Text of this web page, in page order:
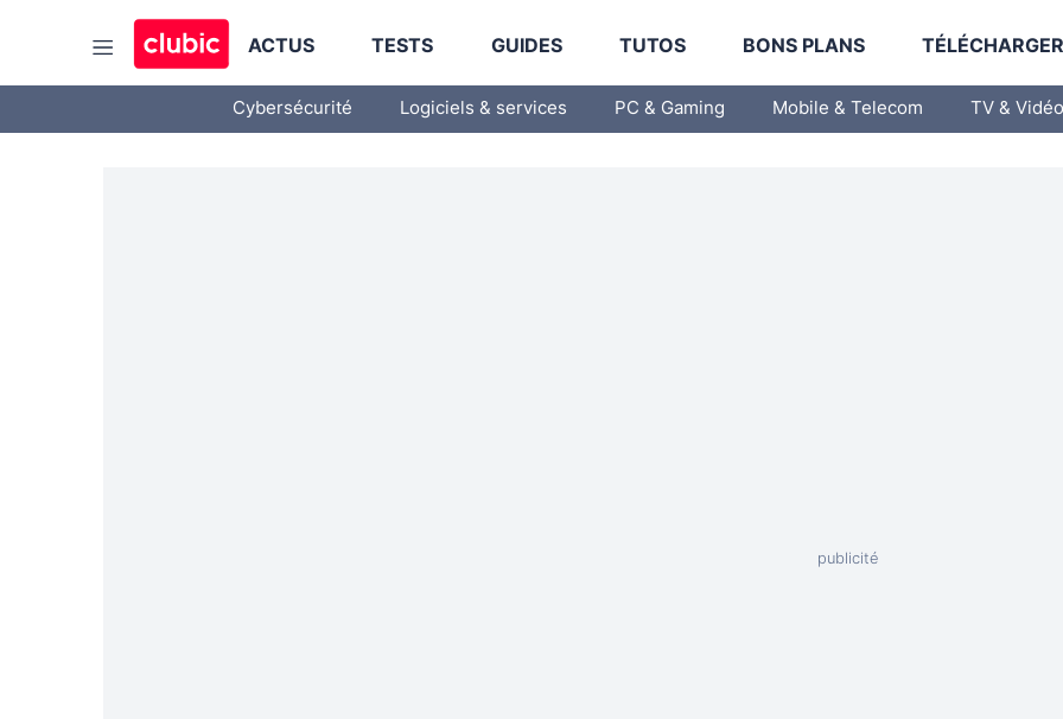
ACTUS TESTS GUIDES TUTOS BONS PLANS
Cybersécurité Logiciels & services PC & Gaming Mobile & Telecom TV & Vidéo